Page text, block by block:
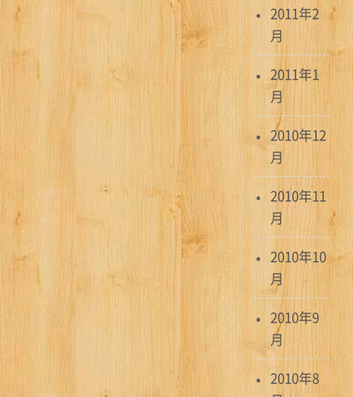
2011年2
月
2011年1
月
2010年12
月
2010年11
月
2010年10
月
2010年9
月
2010年8